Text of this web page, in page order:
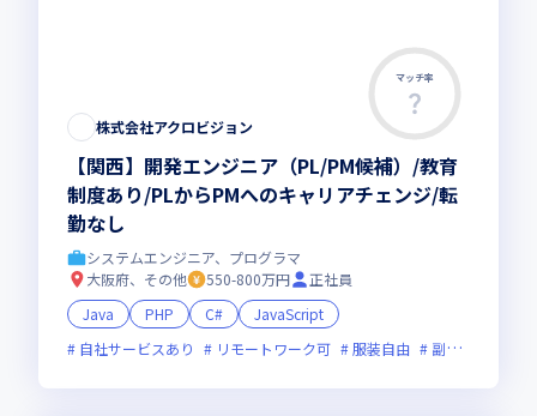
マッチ率
株式会社アクロビジョン
【関西】開発エンジニア（PL/PM候補）/教育
制度あり/PLからPMへのキャリアチェンジ/転
勤なし
システムエンジニア、プログラマ
大阪府、その他
550-800万円
正社員
Java
PHP C#
JavaScript
自社サービスあり
リモートワーク可 服装自由 副業可